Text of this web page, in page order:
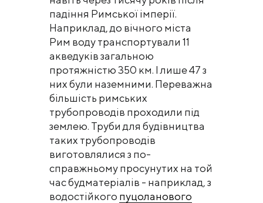
падіння Римської імперії.
Наприклад, до вічного міста
Рим воду транспортували 11
акведуків загальною
протяжністю 350 км. І лише 47 з
них були наземними. Переважна
більшість римських
трубопроводів проходили під
землею. Труби для будівництва
таких трубопроводів
виготовлялися з по-
справжньому просунутих на той
час будматеріалів - наприклад, з
водостійкого пуцоланового